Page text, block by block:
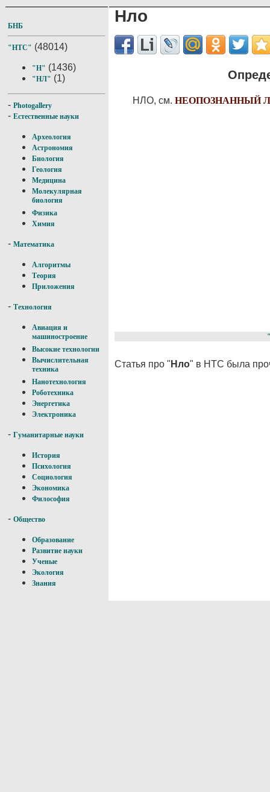
БНБ
"НТС" (48014)
"Н" (1436)
"НЛ" (1)
- Photogallery
- Естественные науки
Археология
Астрономия
Биология
Геология
Медицина
Молекулярная
биология
Физика
Химия
- Математика
Алгоритмы
Теория
Приложения
- Технология
Авиация и
машиностроение
Высокие технологии
Вычислительная
техника
Нанотехнология
Роботехника
Энергетика
Электроника
- Гуманитарные науки
История
Психология
Социология
Экономика
Философия
- Общество
Образование
Развитие науки
Ученые
Экология
Знания
Нло
НЛО, см. НЕОПОЗНАННЫЙ
Статья про " Нло" в НТС была